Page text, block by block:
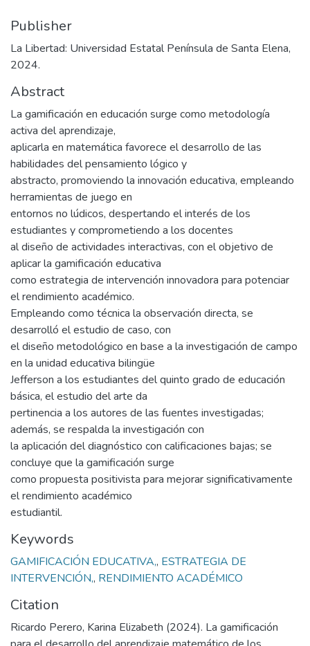
Publisher
La Libertad: Universidad Estatal Península de Santa Elena,
2024.
Abstract
La gamificación en educación surge como metodología
activa del aprendizaje,
aplicarla en matemática favorece el desarrollo de las
habilidades del pensamiento lógico y
abstracto, promoviendo la innovación educativa, empleando
herramientas de juego en
entornos no lúdicos, despertando el interés de los
estudiantes y comprometiendo a los docentes
al diseño de actividades interactivas, con el objetivo de
aplicar la gamificación educativa
como estrategia de intervención innovadora para potenciar
el rendimiento académico.
Empleando como técnica la observación directa, se
desarrolló el estudio de caso, con
el diseño metodológico en base a la investigación de campo
en la unidad educativa bilingüe
Jefferson a los estudiantes del quinto grado de educación
básica, el estudio del arte da
pertinencia a los autores de las fuentes investigadas;
además, se respalda la investigación con
la aplicación del diagnóstico con calificaciones bajas; se
concluye que la gamificación surge
como propuesta positivista para mejorar significativamente
el rendimiento académico
estudiantil.
Keywords
GAMIFICACIÓN EDUCATIVA,, ESTRATEGIA DE
INTERVENCIÓN,, RENDIMIENTO ACADÉMICO
Citation
Ricardo Perero, Karina Elizabeth (2024). La gamificación